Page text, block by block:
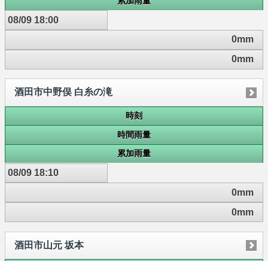
08/09 18:00
0mm
0mm
酒田市中野俣 白糸の滝
時刻
時間雨量
累加雨量
08/09 18:10
0mm
0mm
酒田市山元 坂本